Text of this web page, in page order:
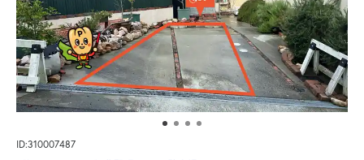
ID:310007487